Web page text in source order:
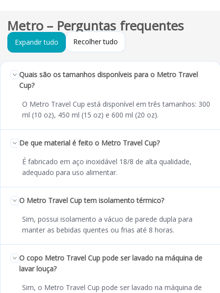
Metro – Perguntas frequentes
Expandir tudo Recolher tudo
Quais são os tamanhos disponíveis para o Metro Travel
Cup?
O Metro Travel Cup está disponível em três tamanhos: 300
ml (10 oz), 450 ml (15 oz) e 600 ml (20 oz).
De que material é feito o Metro Travel Cup?
É fabricado em aço inoxidável 18/8 de alta qualidade,
adequado para uso alimentar.
O Metro Travel Cup tem isolamento térmico?
Sim, possui isolamento a vácuo de parede dupla para
manter as bebidas quentes ou frias até 8 horas.
O copo Metro Travel Cup pode ser lavado na máquina de
lavar louça?
Sim, o Metro Travel Cup pode ser lavado na máquina de